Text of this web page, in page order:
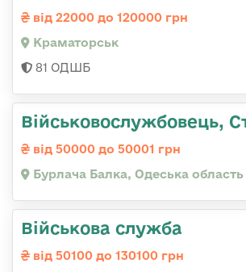
від 22000 до 120000 грн
Краматорськ
81 ОДШБ
Військовослужбовець,
від 50000 до 50001 грн
Бурлача Балка, Одеська область
Військова служба
від 50100 до 130100 грн